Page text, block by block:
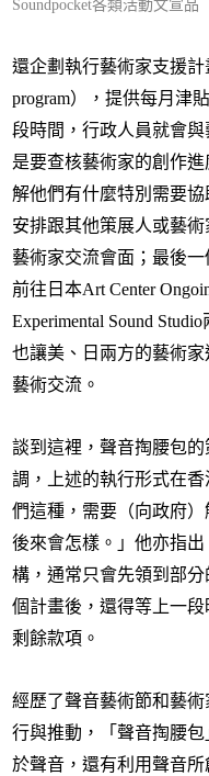
Soundpocket各類活動文宣品
還企劃執行藝術家支援計
program），提供每月津
段時間，行政人員就會
是要查核藝術家的創作
解他們有什麼特別需要
安排跟其他策展人或藝
藝術家交流會面；最後一
前往日本Art Center
Experimental Sound
也讓美、日兩方的藝術
藝術交流。
談到這裡，聲音掏腰包
調，上述的執行形式在
們這種，需要（向政府
後來會怎樣。」他亦指
構，通常只會先領到部
個計畫後，還得等上一
剩餘款項。
經歷了聲音藝術節和藝
行與推動，「聲音掏腰
於聲音，還有利用聲音